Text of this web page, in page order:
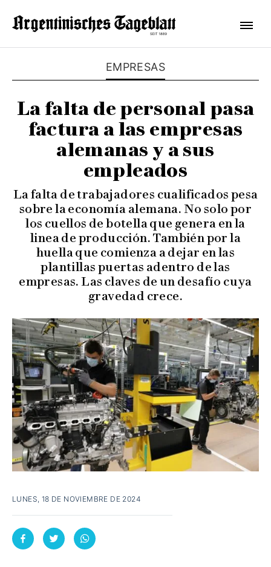
EMPRESAS
La falta de personal pasa
factura a las empresas
alemanas y a sus
empleados
La falta de trabajadores cualificados pesa
sobre la economía alemana. No solo por
los cuellos de botella que genera en la
linea de producción. También por la
huella que comienza a dejar en las
plantillas puertas adentro de las
empresas. Las claves de un desafío cuya
gravedad crece.
LUNES, 18 DE NOVIEMBRE DE 2024